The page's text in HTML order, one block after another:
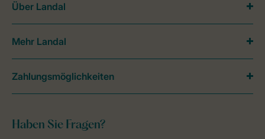
Haben Sie Fragen?
Über Landal
Mehr Landal
Zahlungsmöglichkeiten